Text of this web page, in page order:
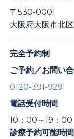
〒530-0001
大阪府大阪市北
完全予約制
ご予約／お問い
0120-391-929
電話受付時間
10：00～19：00
診療予約可能時